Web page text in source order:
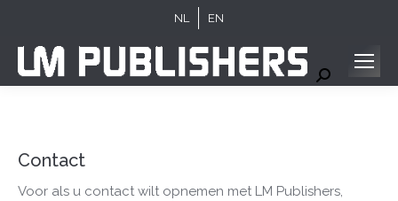
NL EN
Search:
Contact
Voor als u contact wilt opnemen met LM Publishers,